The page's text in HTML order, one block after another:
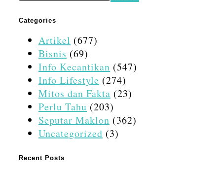
Categories
Artikel (677)
Bisnis (69)
Info Kecantikan (547)
Info Lifestyle (274)
Mitos dan Fakta (23)
Perlu Tahu (203)
Seputar Maklon (362)
Uncategorized (3)
Recent Posts